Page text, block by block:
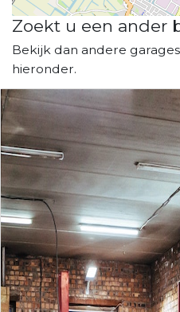
Zoekt u een ander
Bekijk dan andere
hieronder.